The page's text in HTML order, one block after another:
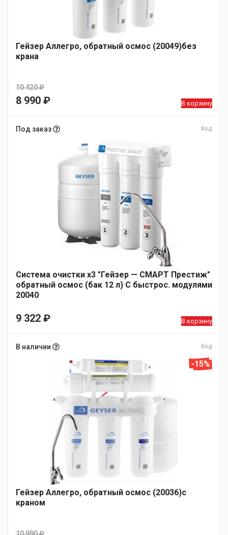
Гейзер Аллегро, обратный осмос (20049)без
крана
10 420₽
Первоначальная
составляла
8 990 ₽
цена:
В корзину
Под заказ Код
Система очистки х3 "Гейзер — СМАРТ Престиж"
обратный осмос (бак 12 л) С быстрос. модулями
20040
9 322 ₽ В корзину
В наличии Код
-15%
Гейзер Аллегро, обратный осмос (20036)с
краном